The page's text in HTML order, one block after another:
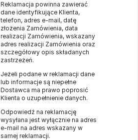
Reklamacja powinna zawierać
dane identyfikujące Klienta,
telefon, adres e-mail, datę
złożenia Zamówienia, data
realizacji Zamówienia, wskazany
adres realizacji Zamówienia oraz
szczegółowy opis składanych
zastrzeżeń.
Jeżeli podane w reklamacji dane
lub informacje są niepełne
Dostawca ma prawo poprosić
Klienta o uzupełnienie danych.
Odpowiedź na reklamację
wysyłana jest wyłącznie na adres
e-mail na adres wskazany w
samej reklamacji.